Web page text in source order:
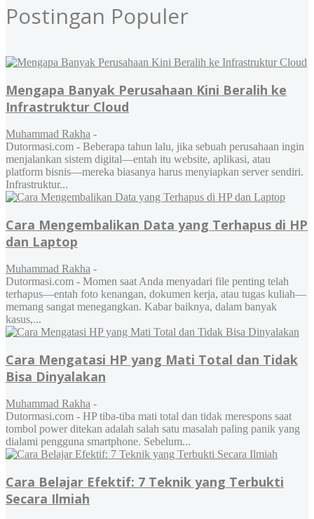
Postingan Populer
Mengapa Banyak Perusahaan Kini Beralih ke
Infrastruktur Cloud
Muhammad Rakha -
Dutormasi.com - Beberapa tahun lalu, jika sebuah perusahaan ingin
menjalankan sistem digital—entah itu website, aplikasi, atau
platform bisnis—mereka biasanya harus menyiapkan server sendiri.
Infrastruktur...
Cara Mengembalikan Data yang Terhapus di HP
dan Laptop
Muhammad Rakha -
Dutormasi.com - Momen saat Anda menyadari file penting telah
terhapus—entah foto kenangan, dokumen kerja, atau tugas kuliah—
memang sangat menegangkan. Kabar baiknya, dalam banyak
kasus,...
Cara Mengatasi HP yang Mati Total dan Tidak
Bisa Dinyalakan
Muhammad Rakha -
Dutormasi.com - HP tiba-tiba mati total dan tidak merespons saat
tombol power ditekan adalah salah satu masalah paling panik yang
dialami pengguna smartphone. Sebelum...
Cara Belajar Efektif: 7 Teknik yang Terbukti
Secara Ilmiah